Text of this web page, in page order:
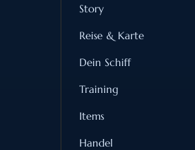
Story
Reise & Karte
Dein Schiff
Training
Items
Handel